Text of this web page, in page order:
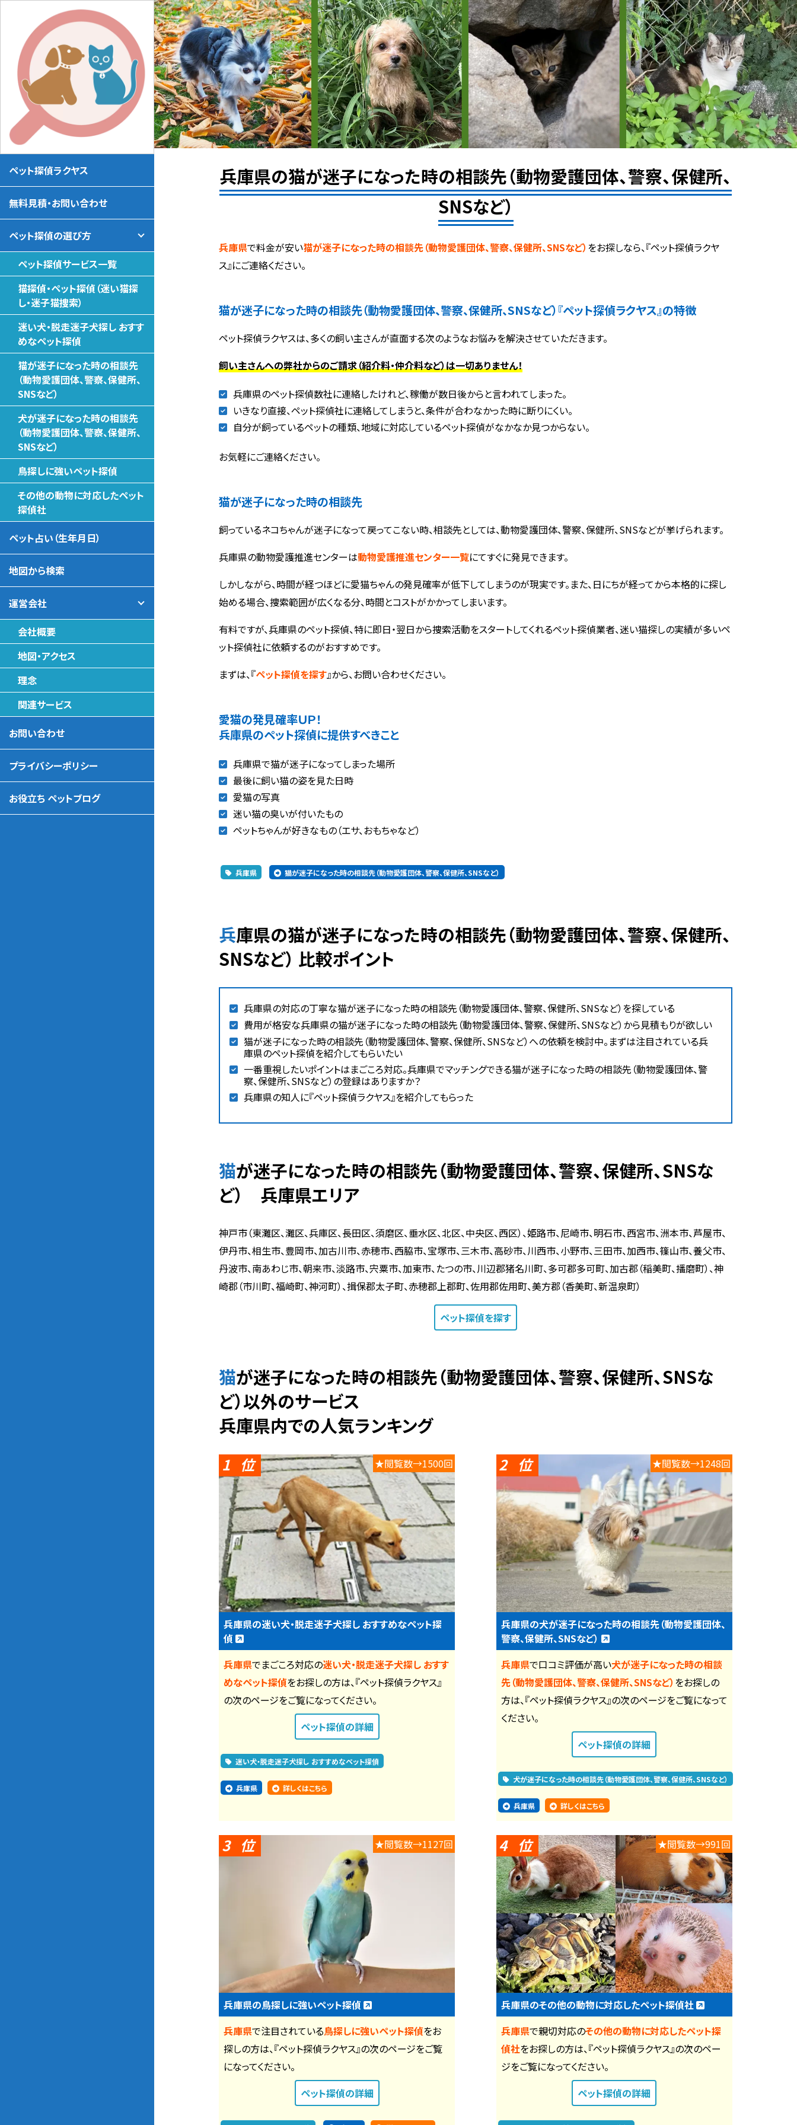
兵庫県の猫が迷子になった時の相談先（動物愛護団体、警察、保健所、
SNSなど）
兵庫県で料金が安い猫が迷子になった時の相談先（動物愛護団体、警察、保健所、SNSなど） をお探しなら、『ペット探偵ラクヤ
ス』にご連絡ください。
猫が迷子になった時の相談先（動物愛護団体、警察、保健所、SNSなど）『ペット探偵ラクヤス』の特徴
ペット探偵ラクヤスは、多くの飼い主さんが直面する次のようなお悩みを解決させていただきます。
飼い主さんへの弊社からのご請求（紹介料・仲介料など）は一切ありません！
兵庫県のペット探偵数社に連絡したけれど、稼働が数日後からと言われてしまった。
いきなり直接、ペット探偵社に連絡してしまうと、条件が合わなかった時に断りにくい。
自分が飼っているペットの種類、地域に対応しているペット探偵がなかなか見つからない。
お気軽にご連絡ください。
猫が迷子になった時の相談先
飼っているネコちゃんが迷子になって戻ってこない時、相談先としては、動物愛護団体、警察、保健所、SNSなどが挙げられます。
兵庫県の動物愛護推進センターは動物愛護推進センター一覧にてすぐに発見できます。
しかしながら、時間が経つほどに愛猫ちゃんの発見確率が低下してしまうのが現実です。また、日にちが経ってから本格的に探し
始める場合、捜索範囲が広くなる分、時間とコストがかかってしまいます。
有料ですが、兵庫県のペット探偵、特に即日・翌日から捜索活動をスタートしてくれるペット探偵業者、迷い猫探しの実績が多いペ
ット探偵社に依頼するのがおすすめです。
まずは、『ペット探偵を探す』から、お問い合わせください。
愛猫の発見確率ＵＰ！
兵庫県のペット探偵に提供すべきこと
兵庫県で猫が迷子になってしまった場所
最後に飼い猫の姿を見た日時
愛猫の写真
迷い猫の臭いが付いたもの
ペットちゃんが好きなもの（エサ、おもちゃなど）
兵庫県 猫が迷子になった時の相談先（動物愛護団体、警察、保健所、SNSなど）
兵庫県の猫が迷子になった時の相談先（動物愛護団体、警察、保健所、
SNSなど） 比較ポイント
兵庫県の対応の丁寧な猫が迷子になった時の相談先（動物愛護団体、警察、保健所、SNSなど）を探している
費用が格安な兵庫県の猫が迷子になった時の相談先（動物愛護団体、警察、保健所、SNSなど）から見積もりが欲しい
猫が迷子になった時の相談先（動物愛護団体、警察、保健所、SNSなど）への依頼を検討中。まずは注目されている兵
庫県のペット探偵を紹介してもらいたい
一番重視したいポイントはまごころ対応。兵庫県でマッチングできる猫が迷子になった時の相談先（動物愛護団体、警
察、保健所、SNSなど）の登録はありますか？
兵庫県の知人に『ペット探偵ラクヤス』を紹介してもらった
猫が迷子になった時の相談先（動物愛護団体、警察、保健所、SNSな
ど） 兵庫県エリア
神戸市（東灘区、灘区、兵庫区、長田区、須磨区、垂水区、北区、中央区、西区）、姫路市、尼崎市、明石市、西宮市、洲本市、芦屋市、
伊丹市、相生市、豊岡市、加古川市、赤穂市、西脇市、宝塚市、三木市、高砂市、川西市、小野市、三田市、加西市、篠山市、養父市、
丹波市、南あわじ市、朝来市、淡路市、宍粟市、加東市、たつの市、川辺郡猪名川町、多可郡多可町、加古郡（稲美町、播磨町）、神
崎郡（市川町、福崎町、神河町）、揖保郡太子町、赤穂郡上郡町、佐用郡佐用町、美方郡（香美町、新温泉町）
ペット探偵を探す
猫が迷子になった時の相談先（動物愛護団体、警察、保健所、SNSな
ど）以外のサービス
兵庫県内での人気ランキング
1 ★閲覧数→1500回
兵庫県の迷い犬・脱走迷子犬探し おすすめなペット探
偵
兵庫県でまごころ対応の迷い犬・脱走迷子犬探し おすす
めなペット探偵をお探しの方は、『ペット探偵ラクヤス』
の次のページをご覧になってください。
ペット探偵の詳細
迷い犬・脱走迷子犬探し おすすめなペット探偵
兵庫県 詳しくはこちら
2 ★閲覧数→1248回
兵庫県の犬が迷子になった時の相談先（動物愛護団体、
警察、保健所、SNSなど）
兵庫県で口コミ評価が高い犬が迷子になった時の相談
先（動物愛護団体、警察、保健所、SNSなど） をお探しの
方は、『ペット探偵ラクヤス』の次のページをご覧になって
ください。
ペット探偵の詳細
犬が迷子になった時の相談先（動物愛護団体、警察、保健所、SNSなど）
兵庫県 詳しくはこちら
3 ★閲覧数→1127回
兵庫県の鳥探しに強いペット探偵
兵庫県で注目されている鳥探しに強いペット探偵をお
探しの方は、『ペット探偵ラクヤス』の次のページをご覧
になってください。
ペット探偵の詳細
4 ★閲覧数→991回
兵庫県のその他の動物に対応したペット探偵社
兵庫県で親切対応のその他の動物に対応したペット探
偵社をお探しの方は、『ペット探偵ラクヤス』の次のペー
ジをご覧になってください。
ペット探偵の詳細
ペット探偵ラクヤス
無料見積・お問い合わせ
ペット探偵の選び方
ペット探偵サービス一覧
猫探偵・ペット探偵（迷い猫探
し・迷子猫捜索）
迷い犬・脱走迷子犬探し おすす
めなペット探偵
猫が迷子になった時の相談先
（動物愛護団体、警察、保健所、
SNSなど）
犬が迷子になった時の相談先
（動物愛護団体、警察、保健所、
SNSなど）
鳥探しに強いペット探偵
その他の動物に対応したペット
探偵社
ペット占い（生年月日）
地図から検索
運営会社
会社概要
地図・アクセス
理念
関連サービス
お問い合わせ
プライバシーポリシー
お役立ち ペットブログ